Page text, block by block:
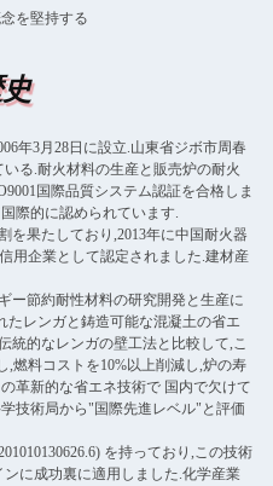
を堅持する
年3月28日に設立.山東省ジボ市周春
る.耐火材料の生産と販売炉の耐火
国際品質システム認証を合格しま
際的に認められています.
を果たしており,2013年に中国耐火器
用企業として認定されました.建材産
ー節約耐性材料の研究開発と生産に
たレンガと鋳造可能な混凝土の省エ
統的なレンガの壁工法と比較して,こ
,燃料コストを10%以上削減し,炉の寿
革新的な省エネ技術で 国内で欠けて
技術局から"国際先進レベル"と評価
を持っており,この技術
に成功裏に適用しました.化学産業